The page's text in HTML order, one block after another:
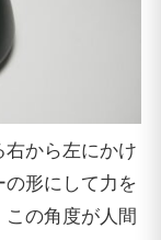
から左にかけ
形にして力を
の角度が人間